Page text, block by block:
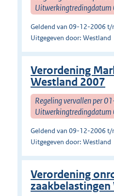
Geldend van 09-12-2006
Uitgegeven door: Westland
Verordening
Westland 2007
Regeling vervallen per
Geldend van 09-12-2006
Uitgegeven door: Westland
Verordening